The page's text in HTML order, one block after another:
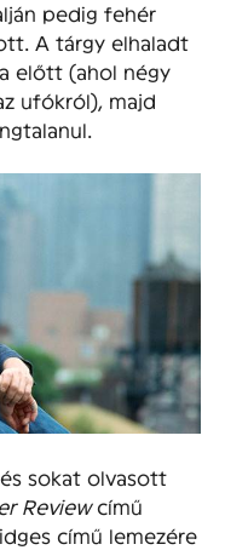
pedig fehér
A tárgy elhaladt
előtt (ahol négy
ufókról), majd
sokat olvasott
Reviewcímű
című lemezére